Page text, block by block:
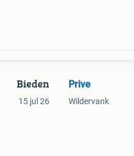
Bieden
15 jul 26
Prive
Wildervank